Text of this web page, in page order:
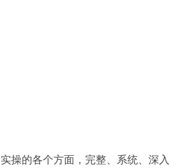
操的各个方面，完整、系统、深入